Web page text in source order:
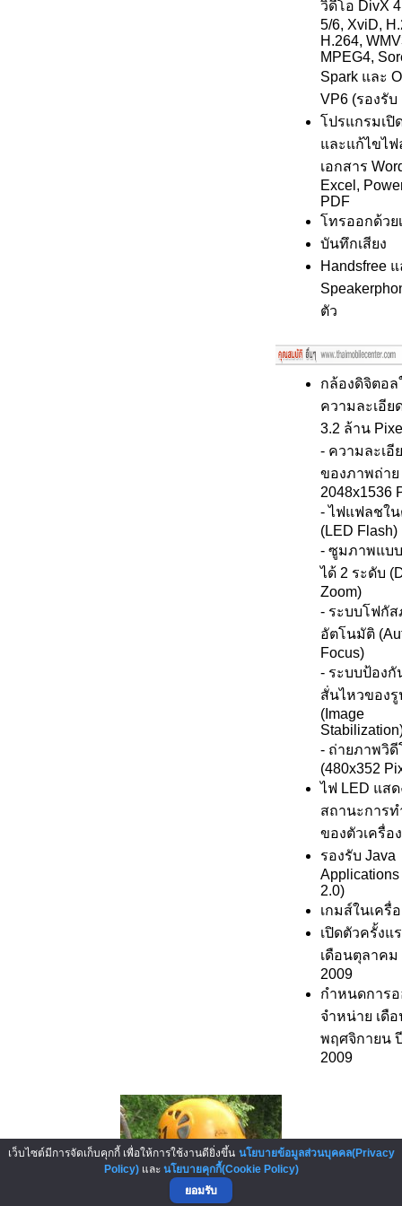
วิดีโอ DivX
5/6, XviD,
H.264,
MPEG4,
Spark และ
VP6 (รองรับ
โปรแกรมเปิ
และแก้ไขไฟ
เอกสาร
Excel,
PDF
โทรออกด้วย
บันทึกเสียง
Handsfree
ตัว
กล้องดิจิตอล
ความละเอีย
3.2 ล้าน
- ความละเอี
ของภาพถ่าย
2048x1536
- ไฟแฟลชใ
(LED Flash)
- ซูมภาพแบ
ได้ 2 ระดับ
Zoom)
- ระบบโฟกั
อัตโนมัติ
Focus)
- ระบบป้องกั
สั่นไหวของ
(Image
- ถ่ายภาพวิดี
(480x352
ไฟ LED แสด
สถานะการท
ของตัวเครื่อง
รองรับ Java
Applications
2.0)
เกมส์ในเครื่
เปิดตัวครั้งแ
เดือนตุลาคม
2009
กำหนดการอ
จำหน่าย เดื
พฤศจิกายน
2009
เว็บไซต์มีการจัดเก็บคุกกี้ เพื่อให้การใช้งานดียิ่งขึ้น นโยบายข้อมูลส่วนบุคคล(Privacy
Policy)และ นโยบายคุกกี้(Cookie Policy)
ยอมรับ